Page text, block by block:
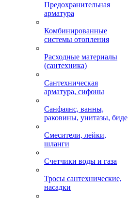
Предохранительная
арматура
Комбинированные
системы отопления
Расходные материалы
(сантехника)
Сантехническая
арматура, сифоны
Санфаянс, ванны,
раковины, унитазы, биде
Смесители, лейки,
шланги
Счетчики воды и газа
Тросы сантехнические,
насадки